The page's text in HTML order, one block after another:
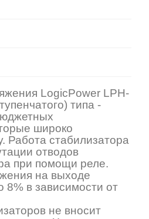
LogicPower LPH-
типа -
широко
Работа стабилизатора
отводов
при помощи реле.
на выходе
8% в зависимости от
не вносит